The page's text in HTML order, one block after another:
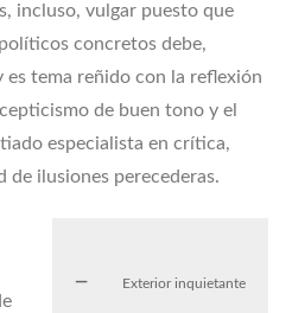
incluso, vulgar puesto que
concretos debe,
tema reñido con la reflexión
de buen tono y el
especialista en crítica,
ilusiones perecederas.
Exterior inquietante